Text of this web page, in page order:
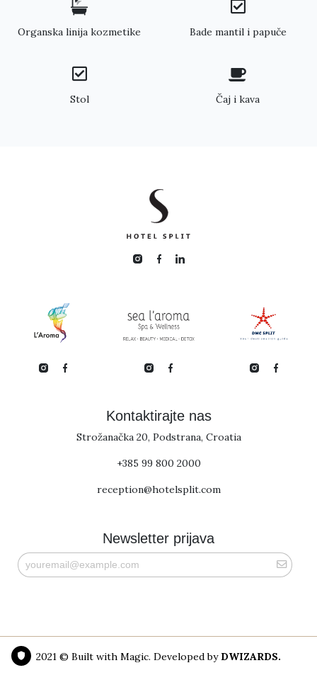
Organska linija kozmetike Bade mantil i papuče
Stol Čaj i kava
Kontaktirajte nas
Strožanačka 20, Podstrana, Croatia
+385 99 800 2000
reception@hotelsplit.com
Newsletter prijava
2021 © Built with Magic. Developed by DWIZARDS.